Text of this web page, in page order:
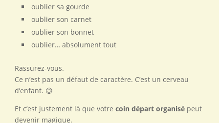
oublier sa gourde
oublier son carnet
oublier son bonnet
oublier… absolument tout
Rassurez-vous.
Ce n’est pas un défaut de caractère. C’est un cerveau
d’enfant. 😉
Et c’est justement là que votre coin départ organisé peut
devenir magique.